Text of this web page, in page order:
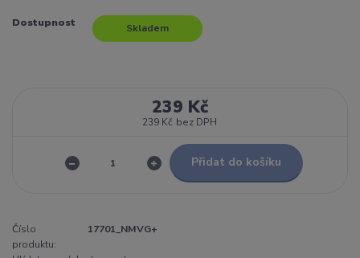
Dostupnost Skladem
239 Kč
239 Kč bez DPH
Přidat do košíku
Číslo
produktu:
17701_NMVG+